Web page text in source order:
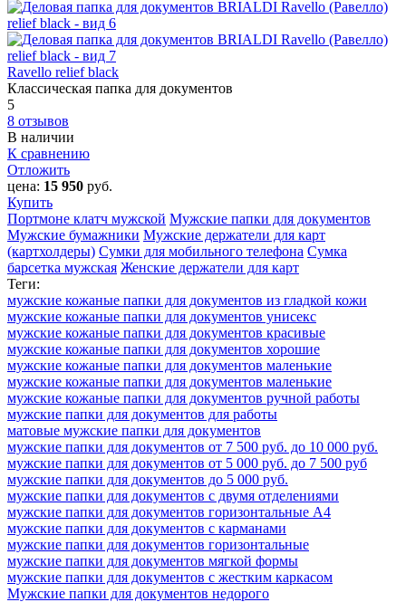
Ravello relief black
Классическая папка для документов
5
8 отзывов
В наличии
К сравнению
Отложить
цена: 15 950 руб.
Купить
Портмоне клатч мужской Мужские папки для документов
Мужские бумажники Мужские держатели для карт
(картхолдеры) Сумки для мобильного телефона Сумка
барсетка мужская Женские держатели для карт
Теги:
мужские кожаные папки для документов из гладкой кожи
мужские кожаные папки для документов унисекс
мужские кожаные папки для документов красивые
мужские кожаные папки для документов хорошие
мужские кожаные папки для документов маленькие
мужские кожаные папки для документов маленькие
мужские кожаные папки для документов ручной работы
мужские папки для документов для работы
матовые мужские папки для документов
мужские папки для документов от 7 500 руб. до 10 000 руб.
мужские папки для документов от 5 000 руб. до 7 500 руб
мужские папки для документов до 5 000 руб.
мужские папки для документов с двумя отделениями
мужские папки для документов горизонтальные А4
мужские папки для документов с карманами
мужские папки для документов горизонтальные
мужские папки для документов мягкой формы
мужские папки для документов с жестким каркасом
Мужские папки для документов недорого